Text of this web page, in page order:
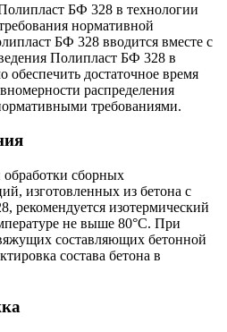
БФ 328 в технологии
нормативной
БФ 328 вводится вместе с
Полипласт БФ 328 в
обеспечить достаточное время
распределения
требованиями.
сборных
изготовленных из бетона с
рекомендуется изотермический
не выше 80°С. При
составляющих бетонной
состава бетона в